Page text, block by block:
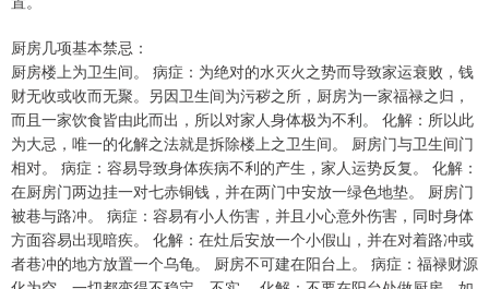
厨房几项基本禁忌：
厨房楼上为卫生间。 病症：为绝对的水灭火之势而导致家运衰败，钱
财无收或收而无聚。另因卫生间为污秽之所，厨房为一家福禄之归，
而且一家饮食皆由此而出，所以对家人身体极为不利。 化解：所以此
为大忌，唯一的化解之法就是拆除楼上之卫生间。 厨房门与卫生间门
相对。 病症：容易导致身体疾病不利的产生，家人运势反复。 化解：
在厨房门两边挂一对七赤铜钱，并在两门中安放一绿色地垫。 厨房门
被巷与路冲。 病症：容易有小人伤害，并且小心意外伤害，同时身体
方面容易出现暗疾。 化解：在灶后安放一个小假山，并在对着路冲或
者巷冲的地方放置一个乌龟。 厨房不可建在阳台上。 病症：福禄财源